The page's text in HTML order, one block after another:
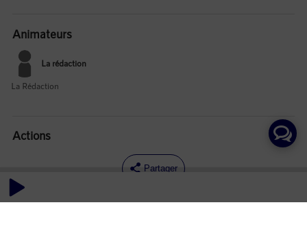
Animateurs
La rédaction
La Rédaction
Actions
Partager
Commentaires